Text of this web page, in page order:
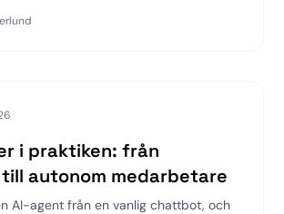
i praktiken: från
autonom medarbetare
AI-agent från en vanlig chattbot, och